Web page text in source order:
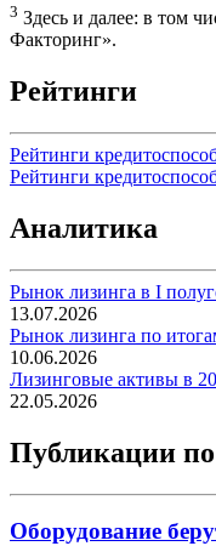
3 Здесь и далее: в том
Факторинг».
Рейтинги
Рейтинги
Рейтинги
Аналитика
Рынок лизинга в I
13.07.2026
Рынок лизинга по
10.06.2026
Лизинговые активы в
22.05.2026
Публикации
Оборудование